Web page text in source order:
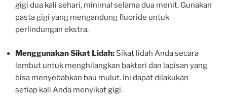
gigi dua kali sehari, minimal selama dua menit. Gunakan
pasta gigi yang mengandung fluoride untuk
perlindungan ekstra.
Menggunakan Sikat Lidah: Sikat lidah Anda secara
lembut untuk menghilangkan bakteri dan lapisan yang
bisa menyebabkan bau mulut. Ini dapat dilakukan
setiap kali Anda menyikat gigi.